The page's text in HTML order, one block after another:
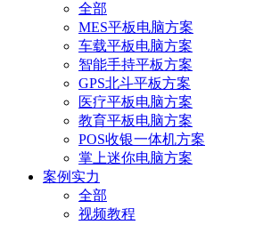
全部
MES平板电脑方案
车载平板电脑方案
智能手持平板方案
GPS北斗平板方案
医疗平板电脑方案
教育平板电脑方案
POS收银一体机方案
掌上迷你电脑方案
案例实力
全部
视频教程